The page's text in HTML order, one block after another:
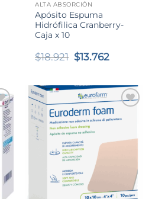
ALTA ABSORCIÓN
Apósito Espuma
Hidrófilica Cranberry-
Caja x 10
$18.921 El
era:
$18.921.
$13.762El
es:
$13.762.